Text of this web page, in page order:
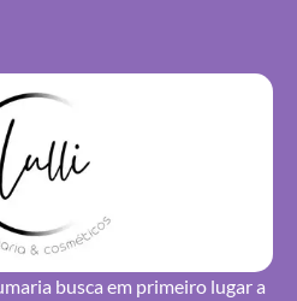
busca em primeiro lugar a